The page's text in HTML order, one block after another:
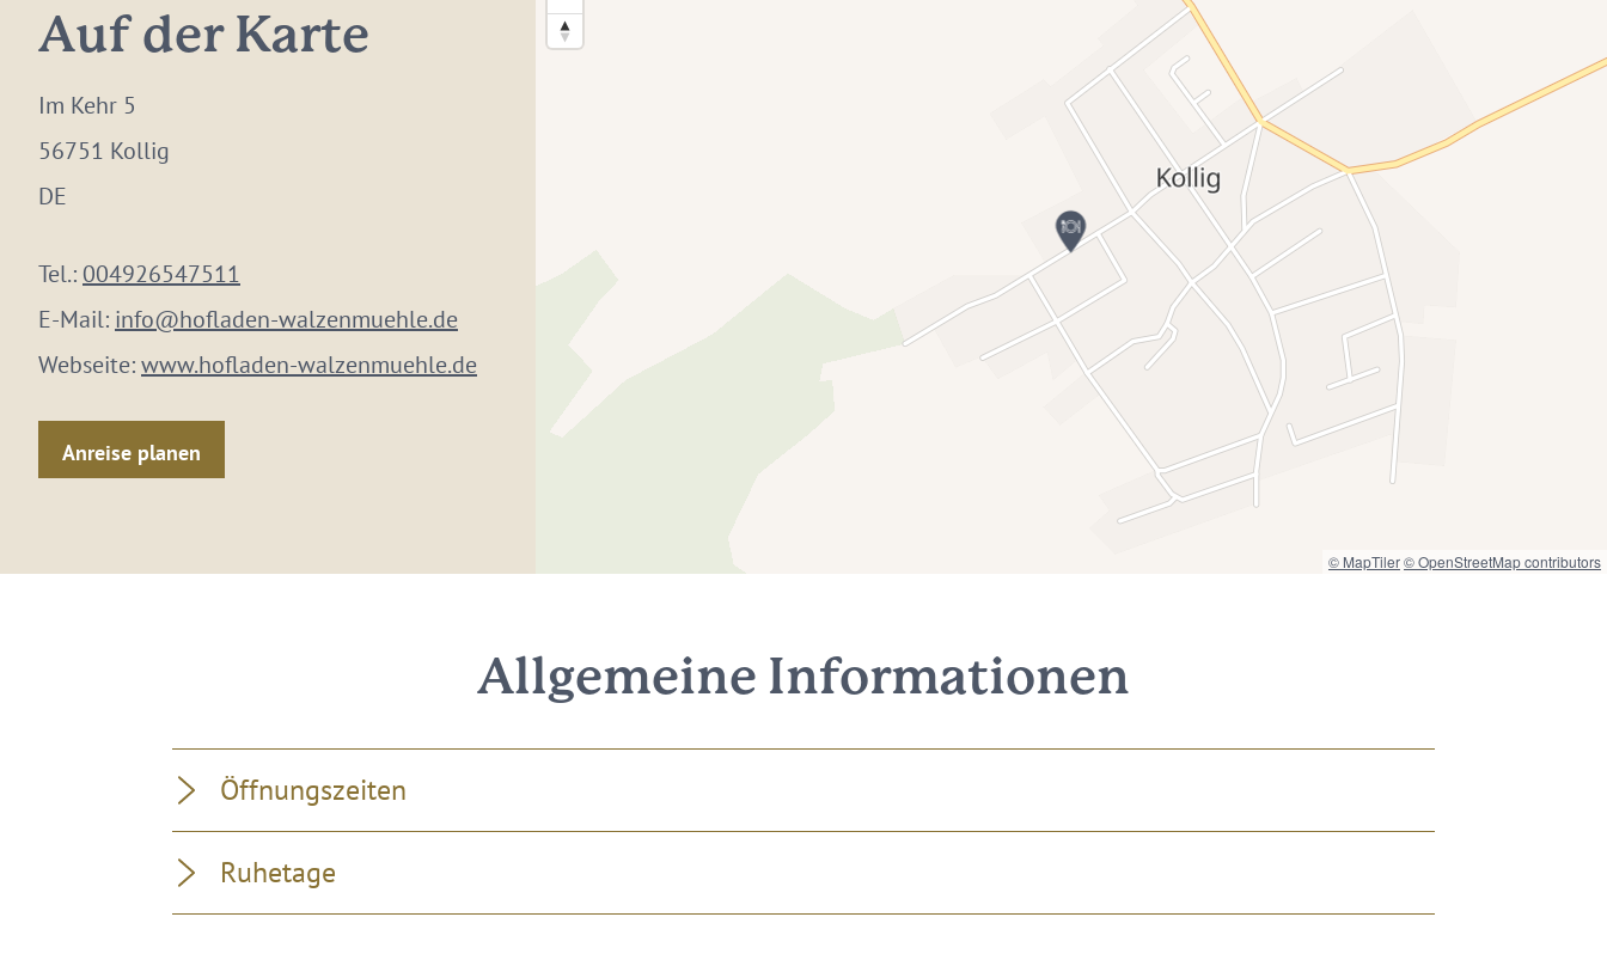
Auf der Karte
Im Kehr 5
56751 Kollig
DE
Tel.: 004926547511
E-Mail: info@hofladen-walzenmuehle.de
Webseite:www.hofladen-walzenmuehle.de
Anreise planen
© MapTiler© OpenStreetMap contributors
Allgemeine Informationen
Öffnungszeiten
Ruhetage